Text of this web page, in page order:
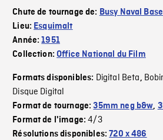
Chute de tournage de: Busy Naval Base
Lieu: Esquimalt
Année:1951
Collection:Office National du Film
Formats disponibles: Digital Beta,
Disque Digital
Format de tournage:35mm neg b&w,
Format de l'image:4/3
Résolutions disponibles:720 x 486